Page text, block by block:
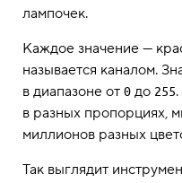
лампочек.
Каждое значение —
называется каналом.
в диапазоне от 0 до 255
в разных пропорциях,
миллионов разных
Так выглядит